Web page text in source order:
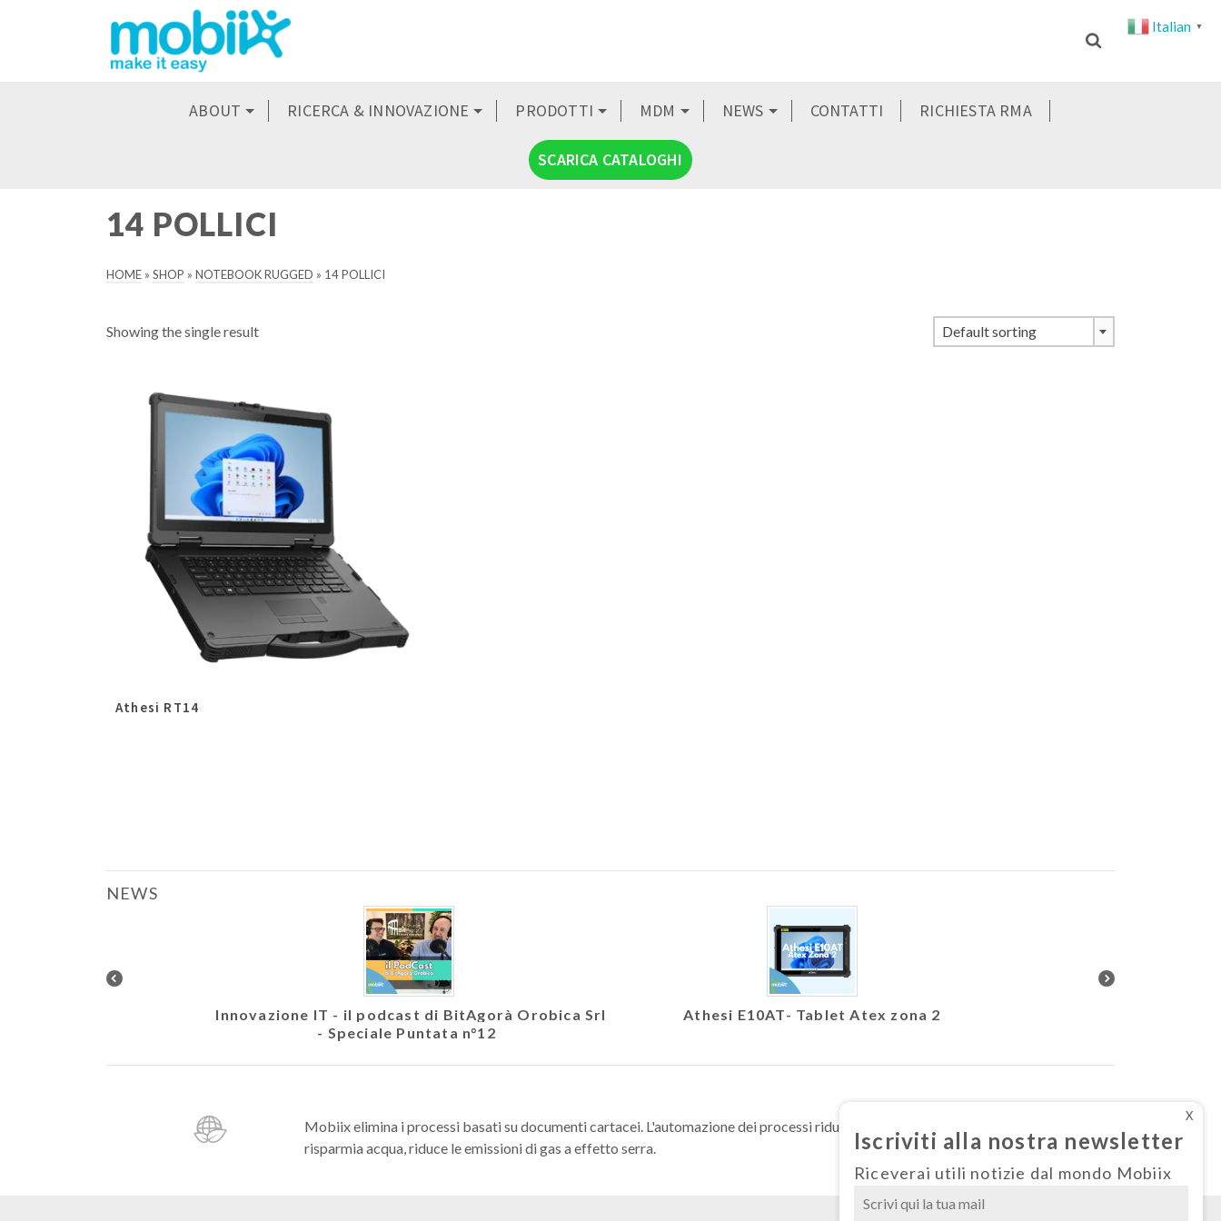
ABOUT RICERCA & INNOVAZIONE PRODOTTI MDM NEWS CONTATTI RICHIESTA RMA
SCARICA CATALOGHI
14 POLLICI
HOME » SHOP » NOTEBOOK RUGGED » 14 POLLICI
Showing the single result Default sorting
Athesi RT14
NEWS
Innovazione IT - il podcast di BitAgorà Orobica Srl
- Speciale Puntata n°12
Athesi E10AT- Tablet Atex zona 2
Mobiix elimina i processi basati su documenti cartacei. L'automazione dei processi riduce il consumo di energia, salva alberi e
risparmia acqua, riduce le emissioni di gas a effetto serra.
Italian ▼
X
Iscriviti alla nostra newsletter
Riceverai utili notizie dal mondo Mobiix